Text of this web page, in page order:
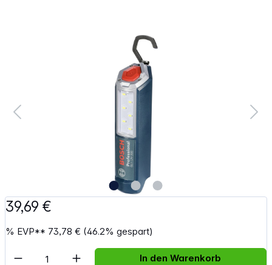
39,69 €
% EVP** 73,78 € (46.2% gespart)
Artikel Anzahl: Gib den gewünschten
In den Warenkorb